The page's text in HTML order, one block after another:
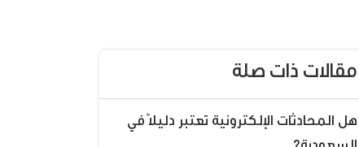
مقالات ذات صلة
هل المحادثات الإلكترونية تعتبر دليلًا في